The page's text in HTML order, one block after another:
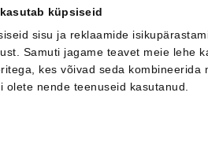
küpsiseid
sisu ja reklaamide
Samuti jagame teavet meie lehe
kes võivad seda
olete nende teenuseid kasutanud.